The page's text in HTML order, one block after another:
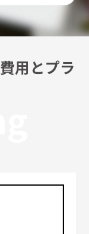
用とプラ